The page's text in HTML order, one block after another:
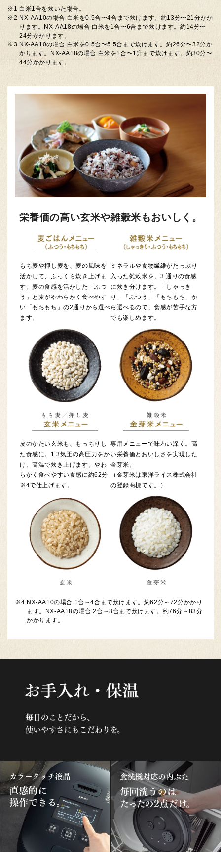
※1 白米1合を炊いた場合。
※2 NX-AA10の場合 白米を0.5合〜4合まで炊けます。約13分〜21分かか
ります。NX-AA18の場合 白米を1合〜6合まで炊けます。約14分〜
24分かかります。
※3 NX-AA10の場合 白米を0.5合〜5.5合まで炊けます。約26分〜32分か
かります。NX-AA18の場合 白米を1合〜1升まで炊けます。約30分〜
44分かかります。
栄養価の高い玄米や雑穀米もおいしく。
もち麦や押し麦を、麦の風味を
活かして、ふっくら炊き上げま
す。麦の食感を活かした「ふつ
う」と麦がやわらかく食べやす
い「もちもち」の2通りから選べ
ます。
ミネラルや食物繊維がたっぷり
入った雑穀米を、3 通りの食感
に炊き分けます。「しゃっき
り」「ふつう」「もちもち」か
ら選べるので、食感が苦手な方
でも楽しめます。
皮のかたい玄米も、もっちりし
た食感に。1.3気圧の高圧力をか
け、高温で炊き上げます。やわ
らかく食べやすい食感に約62分
※4で仕上げます。
専用メニューで味わい深く。高
い栄養価とおいしさを実現した
金芽米。
（金芽米は東洋ライス株式会社
の登録商標です。）
※4 NX-AA10の場合 1合～4合まで炊けます。約62分～72分かかり
ます。NX-AA18の場合 2合～8合まで炊けます。約76分～83分
かかります。